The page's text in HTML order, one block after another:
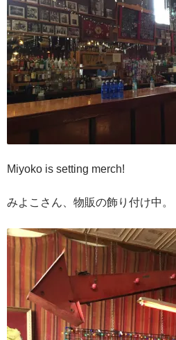
Miyoko is setting merch!
みよこさん、物販の飾り付け中。